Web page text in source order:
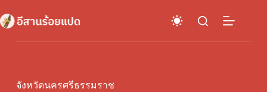
to
content
จังหวัดนครศรีธรรมราช